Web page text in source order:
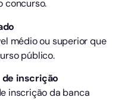
concurso.
médio ou superior que
público.
inscrição
inscrição da banca